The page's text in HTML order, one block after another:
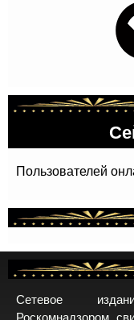
Пользователей
Сетевое